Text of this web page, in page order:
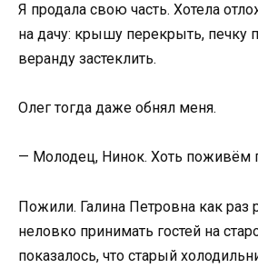
Я продала свою часть. Хотела
на дачу: крышу перекрыть, печку
веранду застеклить.
Олег тогда даже обнял меня.
— Молодец, Нинок. Хоть поживём
Пожили. Галина Петровна как раз
неловко принимать гостей на
показалось, что старый